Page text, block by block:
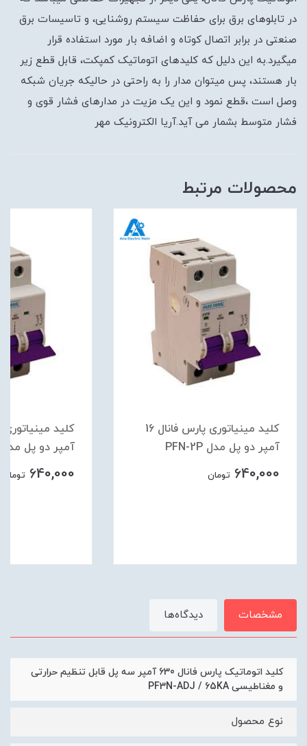
در تابلوهای برق برای حفاظت سیستم روشنایی، و تاسیسات برق
صنعتی در برابر اتصال کوتاه و اضافه بار مورد استفاده قرار
میگیرد.به این دلیل که کلیدهای اتوماتیک کمپکت، قابل قطع زیر
بار هستند، پس میتوان مدار را به راحتی در حالیکه جریان شبکه
وصل است ،قطع نمود و این یک مزیت در مدارهای فشار قوی و
فشار متوسط بشمار می آید.آریا الکترونیک مهر
محصولات مرتبط
کلید مینیاتوری پارس فانال 16
آمپر دو پل مدل PFN-2P
640,000 تومان
آمپر دو پل مدل PFN-2P
640,000 تومان
مشخصات دیدگاه‌ها
کلید اتوماتیک پارس فانال 630 آمپر سه پل قابل تنظیم حرارتی
و مغناطیسی PF3N-ADJ / 65KA
نوع محصول